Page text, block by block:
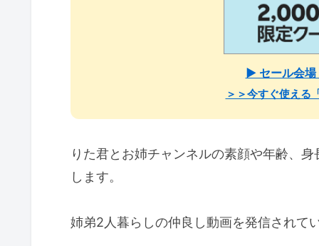
▶ セール会場
＞＞今すぐ使える
りた君とお姉チャンネルの素顔や年齢、
します。
姉弟2人暮らしの仲良し動画を発信されて